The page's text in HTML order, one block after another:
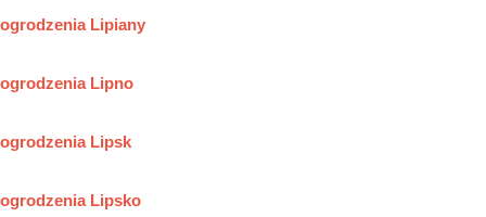
ogrodzenia Lipiany
ogrodzenia Lipno
ogrodzenia Lipsk
ogrodzenia Lipsko